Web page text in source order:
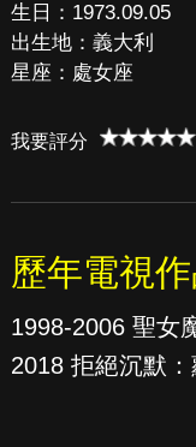
生日：1973.09.05
出生地：義大利
星座：處女座
我要評分
歷年電視
1998-2006 聖女
2018 拒絕沉默